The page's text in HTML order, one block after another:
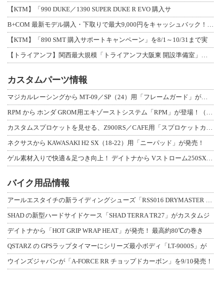
【KTM】「990 DUKE／1390 SUPER DUKE R EVO 購入サ
B+COM 最新モデル購入・下取りで最大9,000円をキャッシュバック！「B+F
【KTM】「890 SMT 購入サポートキャンペーン」を8/1～10/31まで実
【トライアンフ】関西最大規模「トライアンフ大阪東 開設準備室」がオープン！ 限定
カスタムパーツ情報
マジカルレーシングから MT-09／SP（24）用「フレームガード」が登場！
RPM から ホンダ GROM用エキゾーストシステム「RPM」が登場！（動画あり
カスタムスプロケットを見せる、Z900RS／CAFE用「スプロケットカバーフルキ
ネクサスから KAWASAKI H2 SX（18-22）用「ニーパッド」が発売！
ゲル素材入りで快適＆足つき向上！ デイトナから Vストローム250SX用「快適ロ
バイク用品情報
アールエスタイチの新ライディングシューズ「RSS016 DRYMASTER スト
SHAD の新型ハードサイドケース「SHAD TERRA TR27」がカスタムジ
デイトナから「HOT GRIP WRAP HEAT」が発売！ 最高約80℃の巻き
QSTARZ の GPSラップタイマーにシリーズ最小ボディ「LT-9000S」が
ウインズジャパンが「A-FORCE RR チョップドカーボン」を9/10発売！